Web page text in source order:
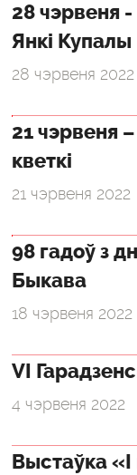
28 чэрвеня
Янкі Купалы
28 чэрвеня 2022
21 чэрвеня
кветкі
21 чэрвеня 2022
98 гадоў з
Быкава
18 чэрвеня 2022
VI
4 чэрвеня 2022
Выстаўка «І